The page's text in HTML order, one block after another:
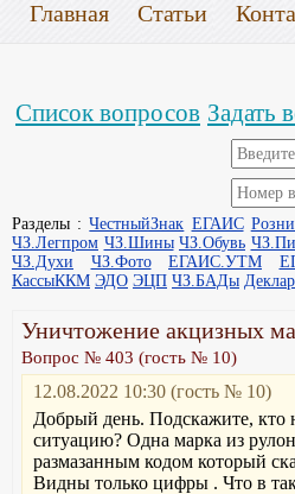
Главная Статьи
Список вопросов Задать
Разделы :ЧестныйЗнак ЕГАИС
ЧЗ.Легпром ЧЗ.Шины ЧЗ.Обувь
ЧЗ.Духи
ЧЗ.Фото ЕГАИС.УТМ
КассыККМ ЭДО ЭЦП ЧЗ.БАДы
Уничтожение акцизных
Вопрос № 403 (гость № 10)
12.08.2022 10:30 (гость № 10)
Добрый день. Подскажите, кто
ситуацию? Одна марка из
размазанным кодом который
Видны только цифры . Что в